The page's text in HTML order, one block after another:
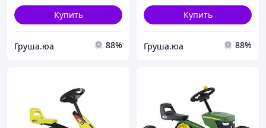
Купить
Груша.юа 88%
Купить
Груша.юа 88%